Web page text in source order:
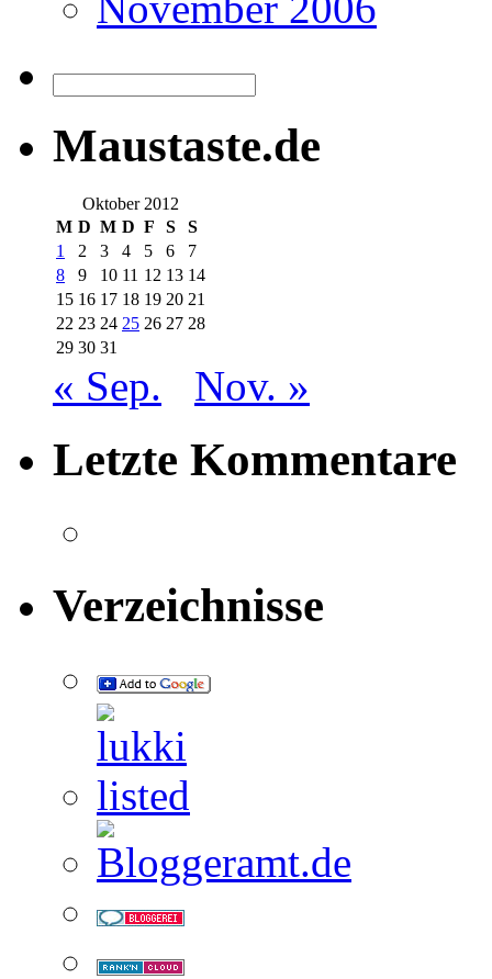
Maustaste.de
Oktober 2012
M D M D F S
S
1
2 3 4 5 6
7
8
9 10 11 12 13 14
15 16 17 18 19 20 21
22 23 24 25 26 27 28
29 30 31
« Sep. Nov. »
Letzte Kommentare
Verzeichnisse